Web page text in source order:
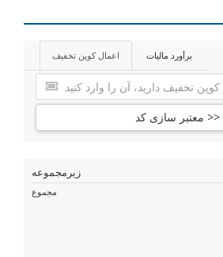
اعمال کوپن تخفیف برآورد مالیات
معتبر سازی کد >>
زیرمجموعه
مجموع